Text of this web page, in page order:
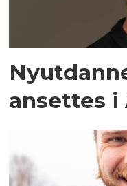
ansettes i